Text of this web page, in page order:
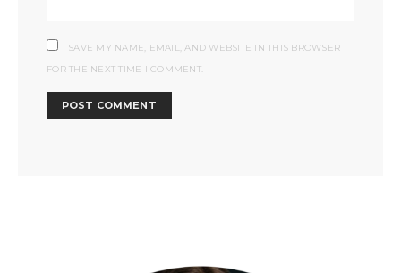
SAVE MY NAME, EMAIL, AND WEBSITE IN THIS BROWSER
FOR THE NEXT TIME I COMMENT.